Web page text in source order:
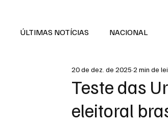
ÚLTIMAS NOTÍCIAS NACIONAL
DESTAQUE
Teste das
eleitoral
20 de dez. de 20252 min de